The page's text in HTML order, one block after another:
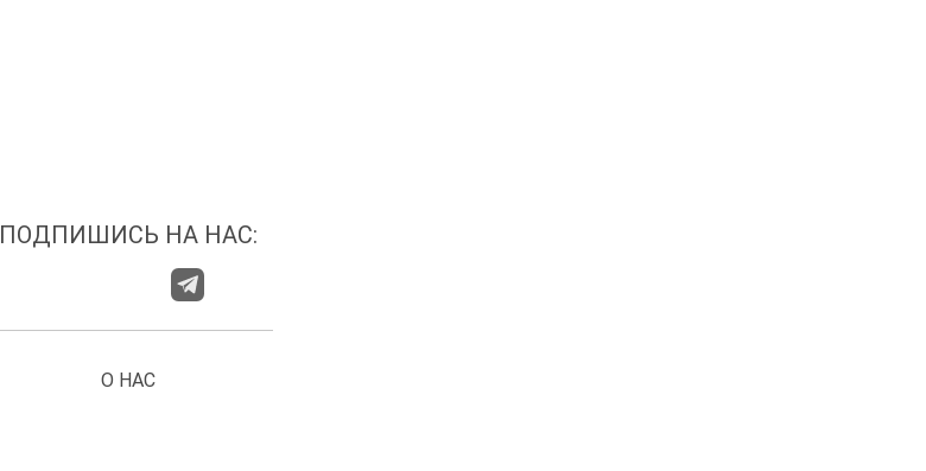
ПОДПИШИСЬ НА НАС:
О НАС